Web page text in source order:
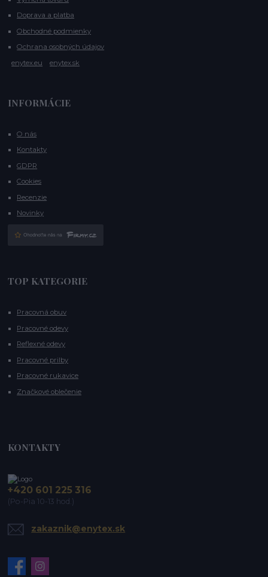
Doprava a platba
Obchodné podmienky
Ochrana osobných údajov
enytex.eu
enytex.sk
INFORMÁCIE
O nás
Kontakty
GDPR
Cookies
Recenzie
Novinky
TOP KATEGORIE
Pracovná obuv
Pracovné odevy
Reflexné odevy
Pracovné prilby
Pracovné rukavice
Značkové oblečenie
KONTAKTY
+420 601 225 316
(Po-Pia 10-13 hod.)
zakaznik@enytex.sk